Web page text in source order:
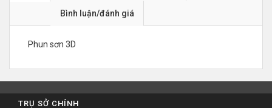
Bình luận/đánh giá
Phun sơn 3D
TRỤ SỞ CHÍNH